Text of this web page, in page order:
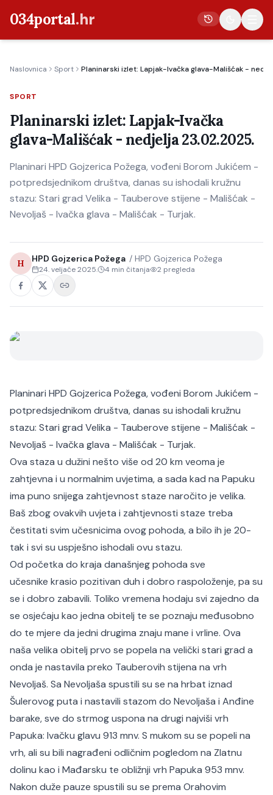
034portal.hr
Crna kronika
Poljoprivreda
Politika
Gospodarstvo
Život
Kultura
Naslovnica Sport Planinarski izlet: Lapjak-Ivačka glava-Mališćak -
SPORT
Planinarski izlet: Lapjak-Ivačka
glava-Mališćak - nedjelja 23.02.2025.
Planinari HPD Gojzerica Požega, vođeni Borom Jukićem -
potpredsjednikom društva, danas su ishodali kružnu
stazu: Stari grad Velika - Tauberove stijene - Mališćak -
Nevoljaš - Ivačka glava - Mališćak - Turjak.
H HPD Gojzerica Požega / HPD Gojzerica Požega
24. veljače 2025. 4 min čitanja 2 pregleda
Planinari HPD Gojzerica Požega, vođeni Borom Jukićem -
potpredsjednikom društva, danas su ishodali kružnu
stazu: Stari grad Velika - Tauberove stijene - Mališćak -
Nevoljaš - Ivačka glava - Mališćak - Turjak.
Ova staza u dužini nešto više od 20 km veoma je
zahtjevna i u normalnim uvjetima, a sada kad na Papuku
ima puno snijega zahtjevnost staze naročito je velika.
Baš zbog ovakvih uvjeta i zahtjevnosti staze treba
čestitati svim učesnicima ovog pohoda, a bilo ih je 20-
tak i svi su uspješno ishodali ovu stazu.
Od početka do kraja današnjeg pohoda sve
učesnike krasio pozitivan duh i dobro raspoloženje, pa su
se i dobro zabavili. Toliko vremena hodaju svi zajedno da
se osjećaju kao jedna obitelj te se poznaju međusobno
do te mjere da jedni drugima znaju mane i vrline. Ova
naša velika obitelj prvo se popela na velički stari grad a
onda je nastavila preko Tauberovih stijena na vrh
Nevoljaš. Sa Nevoljaša spustili su se na hrbat iznad
Šulerovog puta i nastavili stazom do Nevoljaša i Anđine
barake, sve do strmog uspona na drugi najviši vrh
Papuka: Ivačku glavu 913 mnv. S mukom su se popeli na
vrh, ali su bili nagrađeni odličnim pogledom na Zlatnu
dolinu kao i Mađarsku te obližnji vrh Papuka 953 mnv.
Nakon duže pauze spustili su se prema Orahovim